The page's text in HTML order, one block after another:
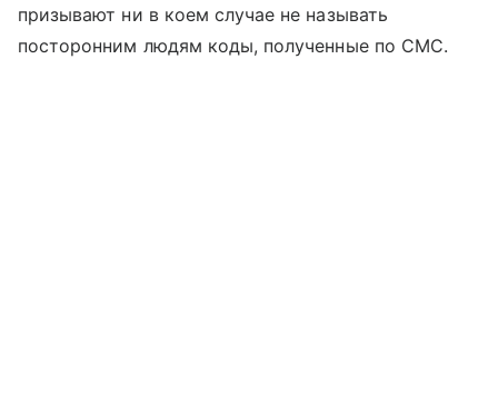
призывают ни в коем случае не называть
посторонним людям коды, полученные по СМС.